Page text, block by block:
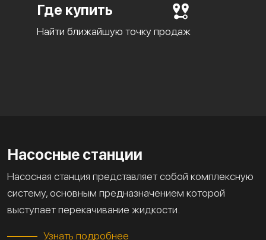
Где купить
Найти ближайшую точку продаж
Насосные станции
Насосная станция представляет собой комплексную
систему, основным предназначением которой
выступает перекачивание жидкости.
Узнать подробнее